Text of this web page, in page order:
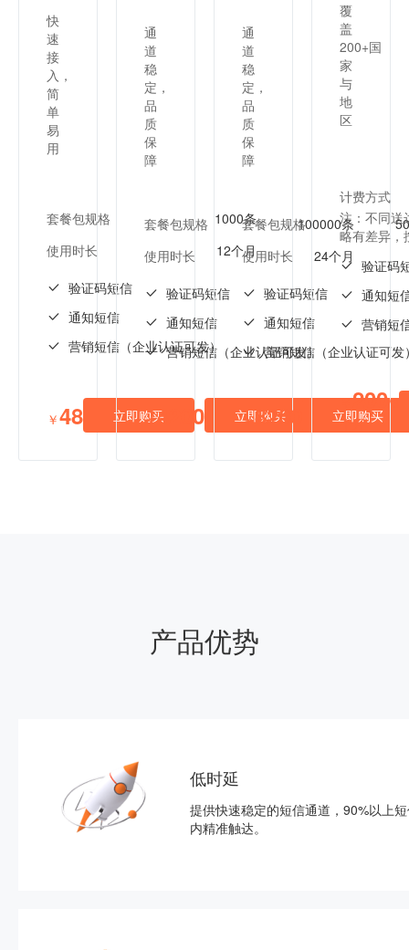
快
速
接
入，
简
单
易
用
套餐包规格
1000条
使用时长
12个月
验证码短信
通知短信
营销短信（企业认证可发）
￥48 立即购买
通
道
稳
定，
品
质
保
障
套餐包规格
100000条
使用时长
24个月
验证码短信
通知短信
营销短信（企业认证可发）
￥4200 立即购买
通
道
稳
定，
品
质
保
障
套餐包规格
使用时长
验证码短信
通知短信
营销短信（企业认证可发
￥8200 立即购买
覆
盖
200+国
家
与
地
区
计费方式
注：不同送
略有差异，
验证码
通知短
营销短
￥200/3
个月
产品优势
低时延
提供快速稳定的短信通道，90%以上
内精准触达。